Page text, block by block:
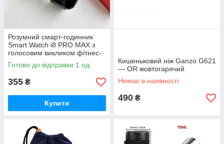
Розумний смарт-годинник
Smart Watch i8 PRO MAX з
голосовим викликом фітнес-
трекер пульсометр тонометр.
Белый чорний
Готово до відправки 1 од.
355 ₴
Купити
Кишеньковий ніж Ganzo G621
— OR жовтогарячий
Немає в наявності
490 ₴